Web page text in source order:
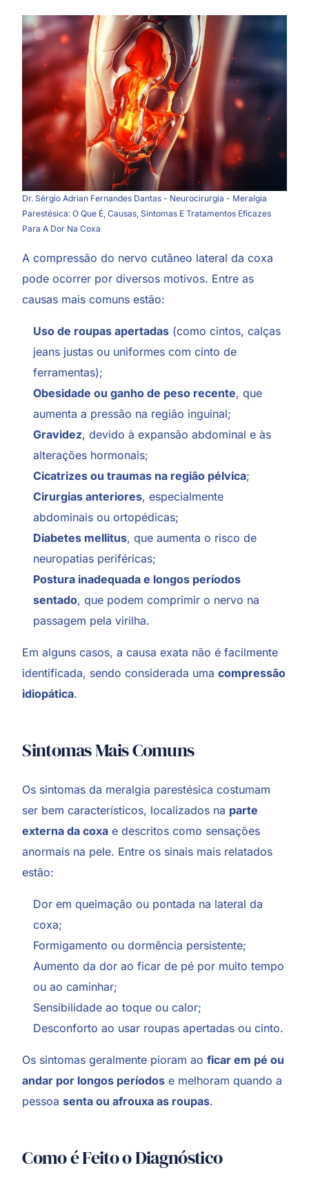
Dr. Sérgio Adrian Fernandes Dantas - Neurocirurgia - Meralgia
Parestésica: O Que É, Causas, Sintomas E Tratamentos Eficazes
Para A Dor Na Coxa
Acompressão do nervo cutâneo lateral da coxa
pode ocorrer por diversos motivos. Entre as
causas mais comuns estão:
Uso de roupas apertadas (como cintos, calças
jeans justas ou uniformes com cinto de
ferramentas);
Obesidade ou ganho de peso recente, que
aumenta a pressão na região inguinal;
Gravidez, devido à expansão abdominal e às
alterações hormonais;
Cicatrizes ou traumas na região pélvica;
Cirurgias anteriores, especialmente
abdominais ou ortopédicas;
Diabetes mellitus, que aumenta o risco de
neuropatias periféricas;
Postura inadequada e longos períodos
sentado, que podem comprimir o nervo na
passagem pela virilha.
Em alguns casos, a causa exata não é facilmente
identificada, sendo considerada umacompressão
idiopática.
Sintomas Mais Comuns
Os sintomas da meralgia parestésica costumam
ser bem característicos, localizados na parte
externa da coxa e descritos como sensações
anormais na pele. Entre os sinais mais relatados
estão:
Dor em queimação ou pontada na lateral da
coxa;
Formigamento ou dormência persistente;
Aumento da dor ao ficar de pé por muito tempo
ou ao caminhar;
Sensibilidade ao toque ou calor;
Desconforto ao usar roupas apertadas ou cinto.
Os sintomas geralmente pioram aoficar em pé ou
andar por longos períodos e melhoram quando a
pessoasenta ou afrouxa as roupas.
Como é Feito o Diagnóstico